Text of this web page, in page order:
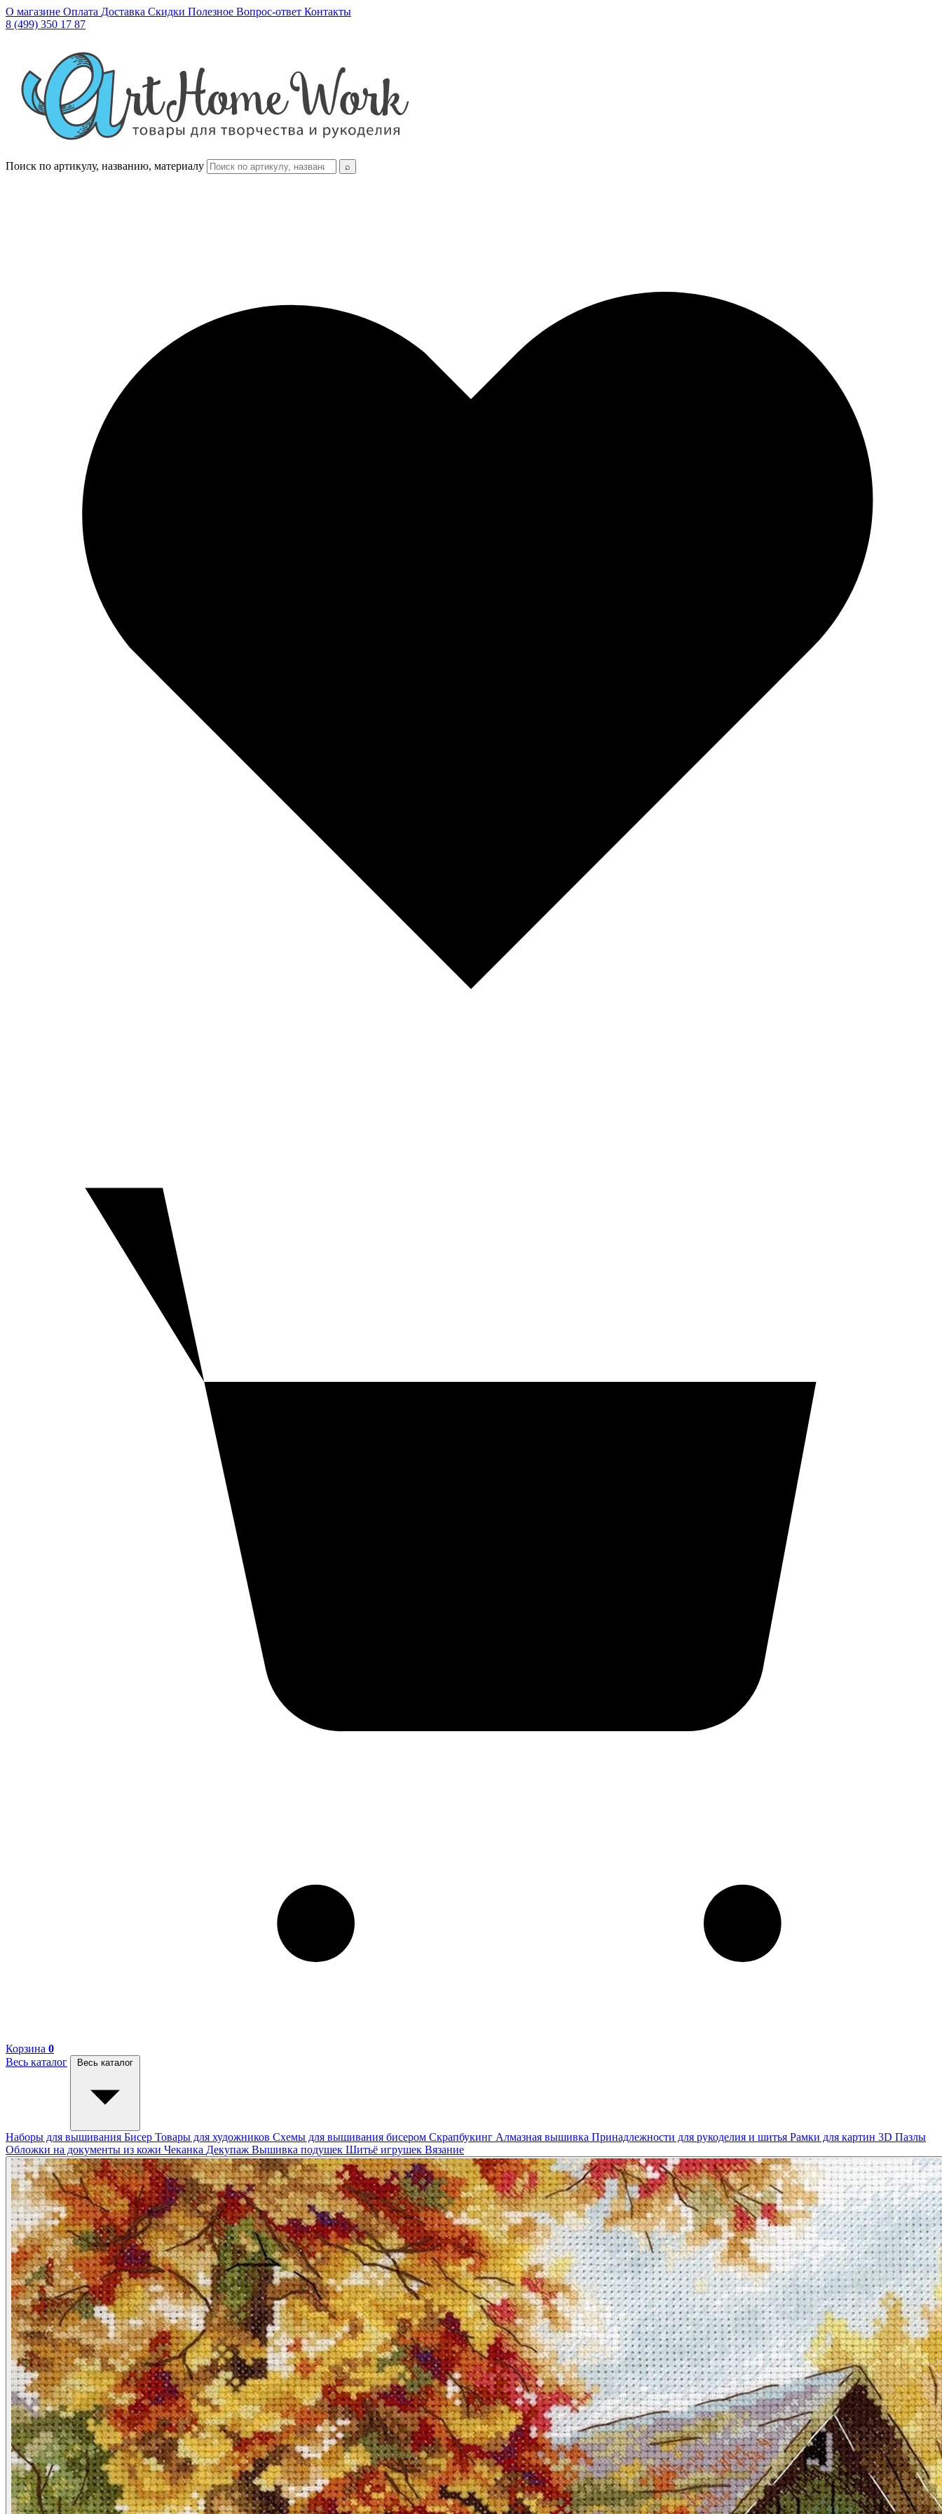
О магазине Оплата Доставка Скидки Полезное Вопрос-ответ Контакты
8 (499) 350 17 87
Поиск по артикулу, названию, материалу ⌕
Корзина 0
Весь каталог
Весь каталог
Наборы для вышивания Бисер Товары для художников Схемы для вышивания бисером Скрапбукинг Алмазная вышивка Принадлежности для рукоделия и шитья Рамки для картин 3D Пазлы
Обложки на документы из кожи Чеканка Декупаж Вышивка подушек Шитьё игрушек Вязание